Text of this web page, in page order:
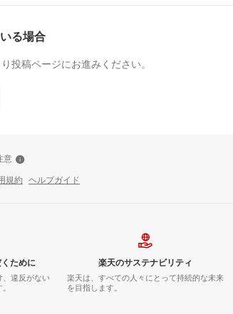
る場合
投稿ページにお進みください。
意
規約 ヘルプガイド
ために
、違反がない
楽天のサステナビリティ
楽天は、すべての人々にとって持続的な未来
を目指します。